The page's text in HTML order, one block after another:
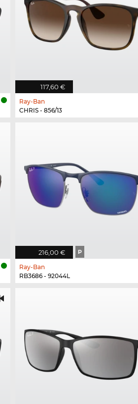
117,60 €
Ray-Ban
CHRIS - 856/13
216,00 € P
Ray-Ban
RB3686 - 92044L